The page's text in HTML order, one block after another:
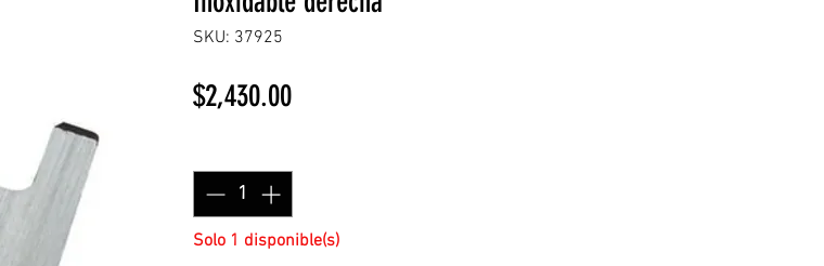
SKU: 37925
$2,430.00Precio
Solo 1 disponible(s)